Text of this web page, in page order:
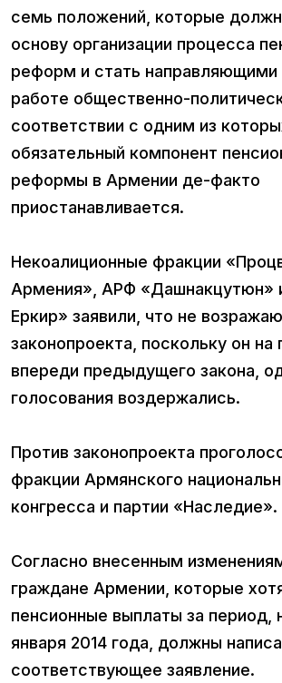
семь положений, которые
основу организации процесса
реформ и стать направляющими
работе общественно-
соответствии с одним из
обязательный компонент
реформы в Армении де-факто
приостанавливается.
Некоалиционные фракции
Армения», АРФ «Дашнакцутюн»
Еркир» заявили, что не
законопроекта, поскольку он на
впереди предыдущего закона,
голосования воздержались.
Против законопроекта
фракции Армянского
конгресса и партии «Наследие».
Согласно внесенным
граждане Армении, которые
пенсионные выплаты за период,
января 2014 года, должны
соответствующее заявление.